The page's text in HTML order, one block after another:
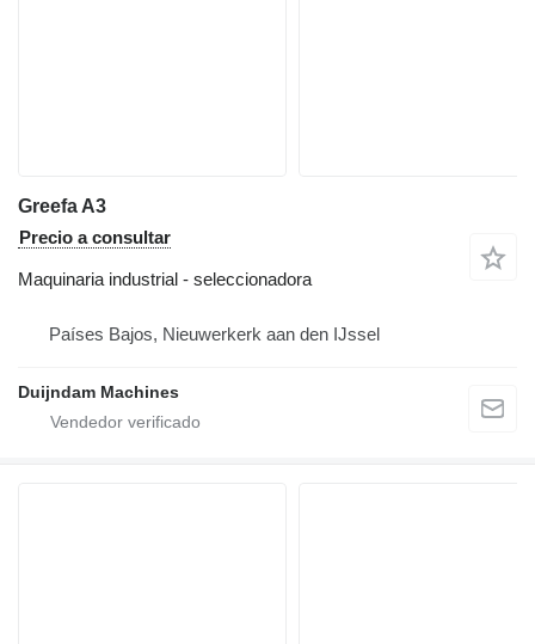
Greefa A3
Precio a consultar
Maquinaria industrial - seleccionadora
Países Bajos, Nieuwerkerk aan den IJssel
Duijndam Machines